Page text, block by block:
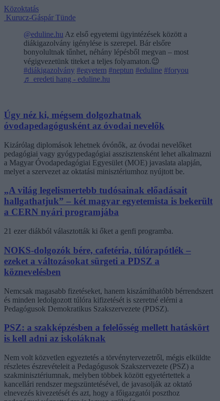
Közoktatás
Kurucz-Gáspár Tünde
@eduline.hu Az első egyetemi ügyintézések között a
diákigazolvány igénylése is szerepel. Bár elsőre
bonyolultnak tűnhet, néhány lépésből megvan – most
végigvezetünk titeket a teljes folyamaton.😉
#diákigazolvány #egyetem #neptun #eduline #foryou
♬ eredeti hang - eduline.hu
Úgy néz ki, mégsem dolgozhatnak
óvodapedagógusként az óvodai nevelők
Kizárólag diplomások lehetnek óvónők, az óvodai nevelőket
pedagógiai vagy gyógypedagógiai asszisztensként lehet alkalmazni
a Magyar Óvodapedagógiai Egyesület (MOE) javaslata alapján,
melyet a szervezet az oktatási minisztériumhoz nyújtott be.
„A világ legelismertebb tudósainak előadásait
hallgathatjuk” – két magyar egyetemista is bekerült
a CERN nyári programjába
21 ezer diákból választották ki őket a genfi programba.
NOKS-dolgozók bére, cafetéria, túlórapótlék –
ezeket a változásokat sürgeti a PDSZ a
köznevelésben
Nemcsak magasabb fizetéseket, hanem kiszámíthatóbb bérrendszert
és minden ledolgozott túlóra kifizetését is szeretné elérni a
Pedagógusok Demokratikus Szakszervezete (PDSZ).
PSZ: a szakképzésben a felelősség mellett hatáskört
is kell adni az iskoláknak
Nem volt közvetlen egyeztetés a törvénytervezetről, mégis elküldte
részletes észrevételeit a Pedagógusok Szakszervezete (PSZ) a
szakminisztériumnak, melyben többek között egyetértettek a
kancellári rendszer megszüntetésével, de javasolják az oktató
elnevezés kivezetését és azt, hogy a főigazgatói poszthoz